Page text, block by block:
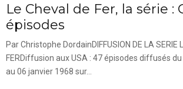
Le Cheval de Fer, la série :
épisodes
Par Christophe DordainDIFFUSION DE LA SERIE
FERDiffusion aux USA : 47 épisodes diffusés
au 06 janvier 1968 sur...